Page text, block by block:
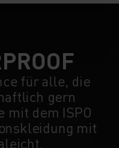
für alle, die
gern
mit dem ISPO
mit